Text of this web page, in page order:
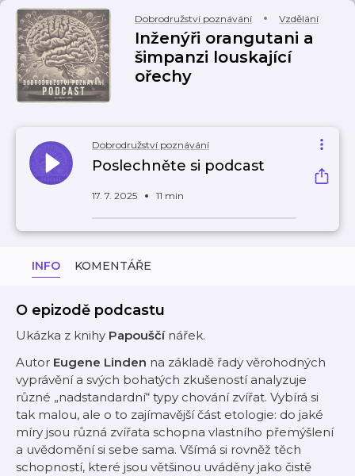
Dobrodružství poznávání Vzdělání
Inženýři orangutani a
šimpanzi louskající
ořechy
Dobrodružství poznávání
Poslechněte si podcast
17. 7. 2025 11 min
INFO KOMENTÁŘE
O epizodě podcastu
Ukázka z knihy Papouščí nářek.
Autor Eugene Linden na základě řady věrohodných
vyprávění a svých bohatých zkušeností analyzuje
různé „nadstandardní“ typy chování zvířat. Vybírá si
tak malou, ale o to zajímavější část etologie: do jaké
míry jsou různá zvířata schopna vlastního přemýšlení
a uvědomění si sebe sama. Všímá si rovněž těch
schopností, které jsou většinou uváděny jako čistě